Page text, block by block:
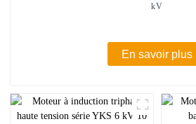
kV
En savoir plus